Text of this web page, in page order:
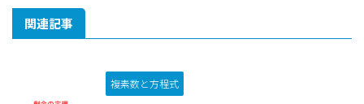
関連記事
複素数と方程式